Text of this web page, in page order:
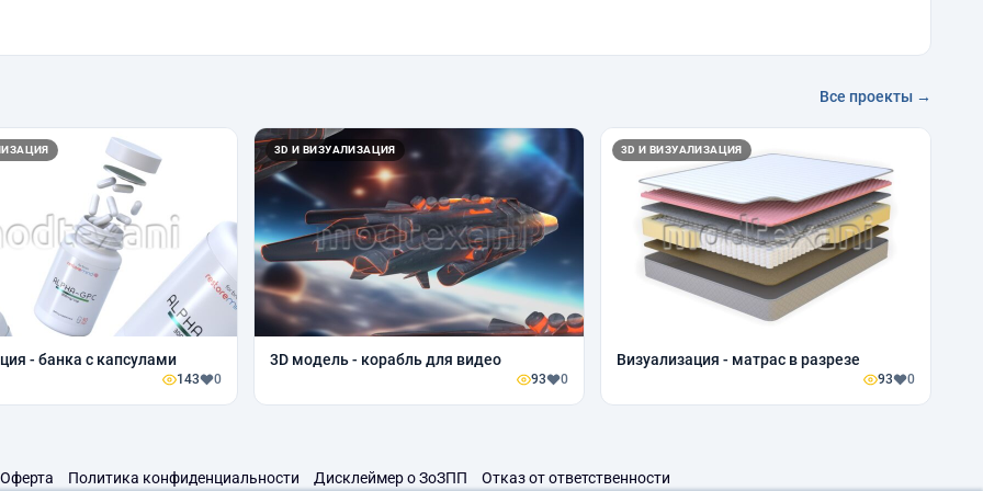
Все проекты →
- банка с капсулами
143 0
3D И ВИЗУАЛИЗАЦИЯ
3D модель - корабль для видео
93 0
3D И ВИЗУАЛИЗАЦИЯ
Визуализация - матрас в разрезе
93 0
Оферта Политика конфиденциальности Дисклеймер о ЗоЗПП Отказ от ответственности